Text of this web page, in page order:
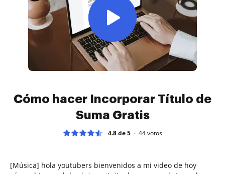
Cómo hacer Incorporar Título de
Suma Gratis
4.8 de 5 44votos
[Música] hola youtubers bienvenidos a mi video de hoy